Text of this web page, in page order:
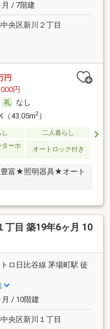
/ 7階建
央区新川２丁目
円
円
なし
（43.05m2）
二人暮らし
ターホ
オートロック付き
富★照明器具★オート
丁目 築19年6ヶ月 10
ロ日比谷線 茅場町駅 徒
/ 10階建
央区新川１丁目